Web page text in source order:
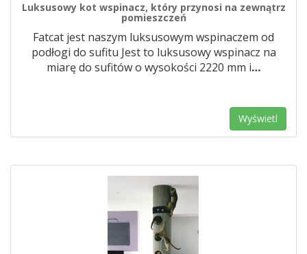
Luksusowy kot wspinacz, który przynosi na zewnątrz
pomieszczeń
Fatcat jest naszym luksusowym wspinaczem od
podłogi do sufitu Jest to luksusowy wspinacz na
miarę do sufitów o wysokości 2220 mm i…
Wyświetl